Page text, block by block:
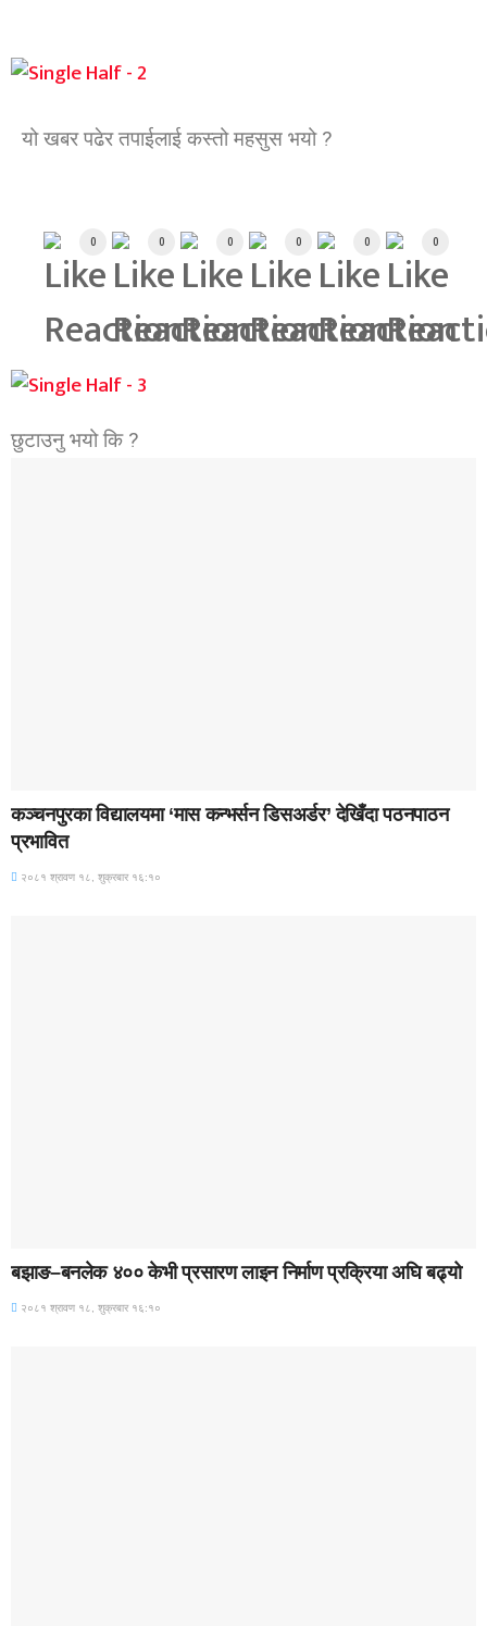
यो खबर पढेर तपाईलाई कस्तो महसुस भयो ?
0 0 0 0 0 0
छुटाउनु भयो कि ?
कञ्चनपुरका विद्यालयमा ‘मास कन्भर्सन डिसअर्डर’ देखिँदा पठनपाठन
प्रभावित
२०८१ श्रावण १८, शुक्रबार १६:१०
बझाङ–बनलेक ४०० केभी प्रसारण लाइन निर्माण प्रक्रिया अघि बढ्यो
२०८१ श्रावण १८, शुक्रबार १६:१०